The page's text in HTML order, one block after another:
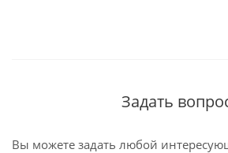
Задать
Вы можете задать любой